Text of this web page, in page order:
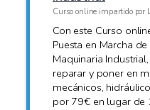
Curso online impartido por
Con este Curso
Puesta en Marcha
Maquinaria
reparar y poner en
mecánicos,
por 79€ en lugar de